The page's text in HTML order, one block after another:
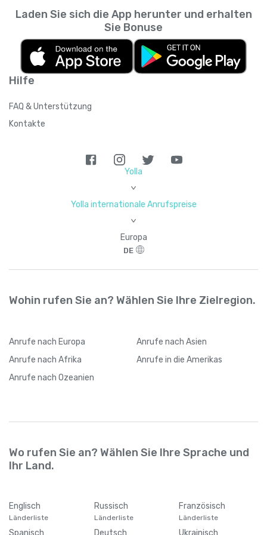
Hilfe
FAQ & Unterstützung
Kontakte
Laden Sie sich die App herunter und erhalten
Sie Bonuse
Yolla
>
Yolla internationale Anrufspreise
>
Europa
DE
Wohin rufen Sie an? Wählen Sie Ihre Zielregion.
Anrufe nach Europa Anrufe nach Asien
Anrufe nach Afrika Anrufe in die Amerikas
Anrufe nach Ozeanien
Wo rufen Sie an? Wählen Sie Ihre Sprache und
Ihr Land.
Englisch
Länderliste
Russisch
Länderliste
Französisch
Länderliste
Spanisch Deutsch Ukrainisch